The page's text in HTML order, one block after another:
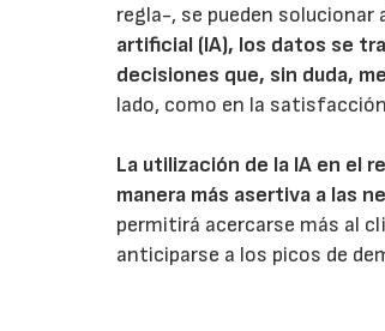
regla-, se pueden solucionar
artificial (IA), los datos se
decisiones que, sin duda,
lado, como en la
La utilización de la IA en el
manera más asertiva a las
permitirá acercarse más al
anticiparse a los picos de